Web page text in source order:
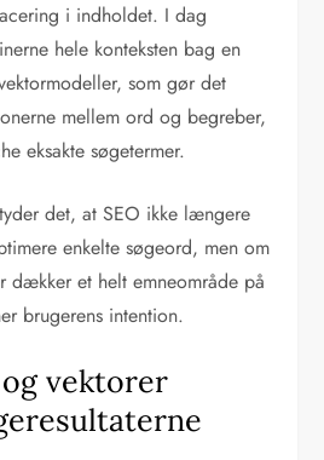
i indholdet. I dag
hele konteksten bag en
som gør det
mellem ord og begreber,
eksakte søgetermer.
det, at SEO ikke længere
enkelte søgeord, men om
dækker et helt emneområde på
brugerens intention.
vektorer